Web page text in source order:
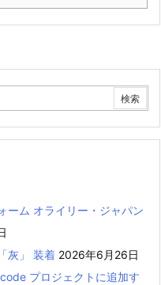
ーム オライリー・ジャパン
灰」 装着 2026年6月26日
プロジェクトに追加す